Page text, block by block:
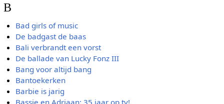
B
Bad girls of music
De badgast de baas
Bali verbrandt een vorst
De ballade van Lucky Fonz III
Bang voor altijd bang
Bantoekerken
Barbie is jarig